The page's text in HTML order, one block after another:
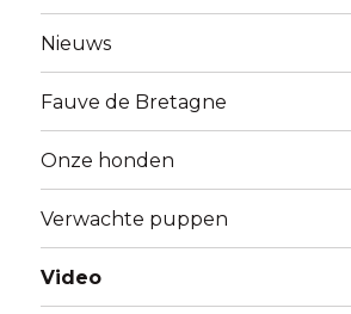
Nieuws
Fauve de Bretagne
Onze honden
Verwachte puppen
Video